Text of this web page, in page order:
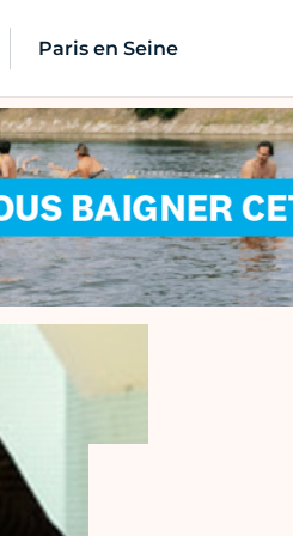
Paris en Seine